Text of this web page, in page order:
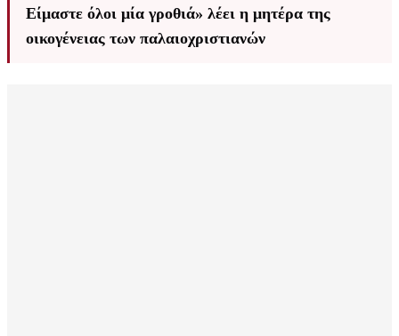
Είμαστε όλοι μία γροθιά» λέει η μητέρα της
οικογένειας των παλαιοχριστιανών